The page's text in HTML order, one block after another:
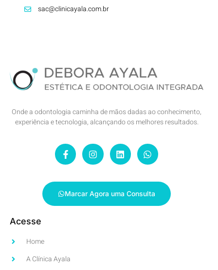
sac@clinicayala.com.br
Onde a odontologia caminha de mãos dadas ao conhecimento,
experiência e tecnologia, alcançando os melhores resultados.
Marcar Agora uma Consulta
Acesse
Home
A Clínica Ayala